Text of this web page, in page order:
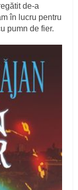
de-a
în lucru pentru
pumn de fier.